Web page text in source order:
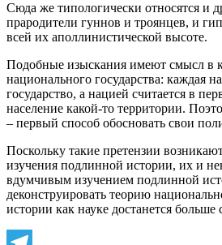
Сюда же типологически относятся и
прародители гуннов и троянцев, и
всей их аполлинистической высоте.
Подобные изыскания имеют смысл в
национального государства: каждая
государство, а нацией считается в
население какой-то территории.
– первый способ обосновать свои
Поскольку такие претензии
изучения подлинной истории, их и
вдумчивым изучением подлинной
деконструировать теорию
истории как науке достанется больше